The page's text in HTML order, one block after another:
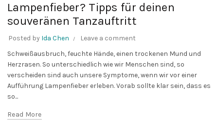
Lampenfieber? Tipps für deinen
souveränen Tanzauftritt
Posted by Ida Chen
Leave a comment
Schweißausbruch, feuchte Hände, einen trockenen Mund und
Herzrasen. So unterschiedlich wie wir Menschen sind, so
verscheiden sind auch unsere Symptome, wenn wir vor einer
Aufführung Lampenfieber erleben. Vorab sollte klar sein, dass es
so...
Read More